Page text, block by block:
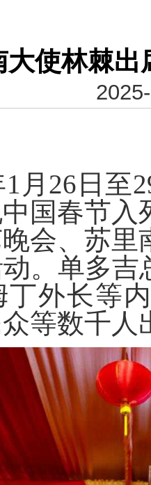
使林棘出
26日至
国春节
会、苏里
。单多
丁外长等
等数千